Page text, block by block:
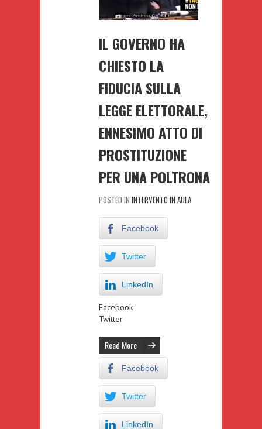
IL GOVERNO HA
CHIESTO LA
FIDUCIA SULLA
LEGGE ELETTORALE,
ENNESIMO ATTO DI
PROSTITUZIONE
PER UNA POLTRONA
POSTED IN INTERVENTO IN AULA
Facebook
Twitter
LinkedIn
Facebook
Twitter
Read More
Facebook
Twitter
LinkedIn